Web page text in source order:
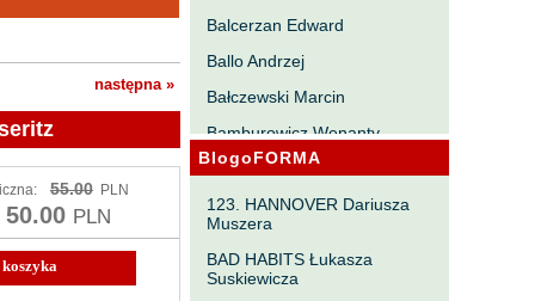
Balcerzan Edward
Ballo Andrzej
Bałczewski Marcin
Bamburowicz Wenanty
Bawołek Waldemar
Bereza Henryk
Bielawa Jacek
BlogoFORMA
123. HANNOVER Dariusza
Muszera
BAD HABITS Łukasza
Suskiewicza
następna »
55.00 PLN
50.00 PLN